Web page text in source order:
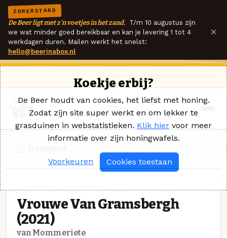
ZOMERSTAND
De Beer ligt met z'n voetjes in het zand. T/m 10 augustus zijn
we wat minder goed bereikbaar en kan je levering 1 tot 4
werkdagen duren. Mailen werkt het snelst:
hello@beerinabox.nl
×
Vrouwe Van Gramsbergh
(2021)
van Mommeriete
Koekje erbij?
De Beer houdt van cookies, het liefst met honing.
Zodat zijn site super werkt en om lekker te
grasduinen in webstatistieken. Klik hier voor meer
informatie over zijn honingwafels.
Voorkeuren Cookies toestaan